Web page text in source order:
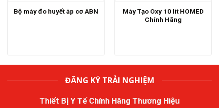
Bộ máy đo huyết áp cơ ABN
Máy Tạo Oxy 10 lít HOMED
Chính Hãng
ĐĂNG KÝ TRẢI NGHIỆM
Thiết Bị Y Tế Chính Hãng Thương Hiệu